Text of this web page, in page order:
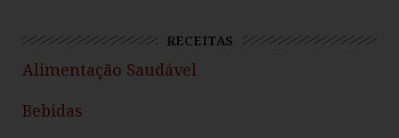
RECEITAS
Alimentação Saudável
Bebidas